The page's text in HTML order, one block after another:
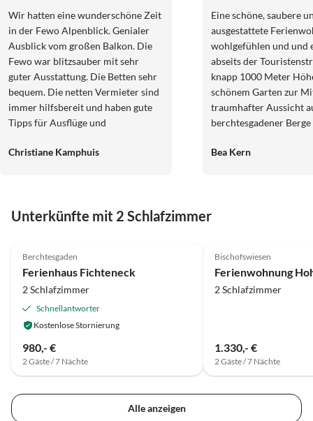
Wir hatten eine wunderschöne Zeit
in der Fewo Alpenblick. Genialer
Ausblick vom großen Balkon. Die
Fewo war blitzsauber mit sehr
guter Ausstattung. Die Betten sehr
bequem. Die netten Vermieter sind
immer hilfsbereit und haben gute
Tipps für Ausflüge und
wohl gefühlt und würden jederzeit
Christiane Kamphuis
Eine schöne, saubere
ausgestattete
wohlgefühlen und und
abseits der
knapp 1000 Meter Höhe, mit
schönem Garten zur
traumhafter Aussicht
berchtesgadener
Wuffel haben uns sehr
Alles Liebi Bea, André mit
Bea Kern
Unterkünfte mit 2 Schlafzimmer
Berchtesgaden
Ferienhaus Fichteneck
2 Schlafzimmer
Schnellantworter
Kostenlose Stornierung
980,- €
2 Gäste / 7 Nächte
Bischofswiesen
2 Schlafzimmer
1.330,- €
2 Gäste / 7 Nächte
Alle anzeigen